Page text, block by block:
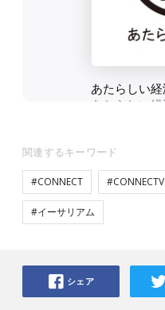
関連するキーワード
#CONNECT #CONNECTV
#イーサリアム
シェア